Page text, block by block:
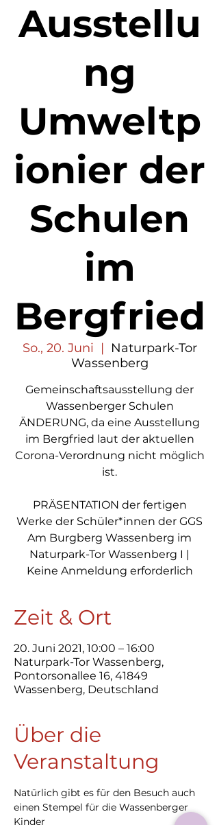
Ausstellu
ng
Umweltp
ionier der
Schulen
im
Bergfried
So., 20. Juni
  |
Naturpark-Tor
Wassenberg
Gemeinschaftsausstellung der
Wassenberger Schulen
ÄNDERUNG, da eine Ausstellung
im Bergfried laut der aktuellen
Corona-Verordnung nicht möglich
ist.
PRÄSENTATION der fertigen
Werke der Schüler*innen der GGS
Am Burgberg Wassenberg im
Naturpark-Tor Wassenberg I |
Keine Anmeldung erforderlich
Zeit & Ort
20. Juni 2021, 10:00 – 16:00
Naturpark-Tor Wassenberg,
Pontorsonallee 16, 41849
Wassenberg, Deutschland
Über die
Veranstaltung
Natürlich gibt es für den Besuch auch
einen Stempel für die Wassenberger
Kinder